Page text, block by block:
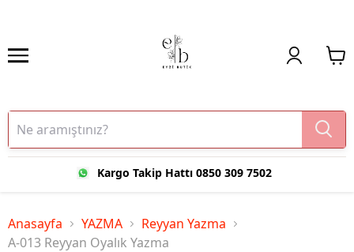
Kargo Takip Hattı 0850 309 7502
Anasayfa YAZMA
Reyyan Yazma
A-013 Reyyan Oyalık Yazma